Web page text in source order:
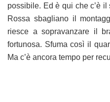
possibile. Ed è qui che c’è
Rossa sbagliano il
riesce a sopravanzare il
fortunosa. Sfuma così il
Ma c’è ancora tempo per